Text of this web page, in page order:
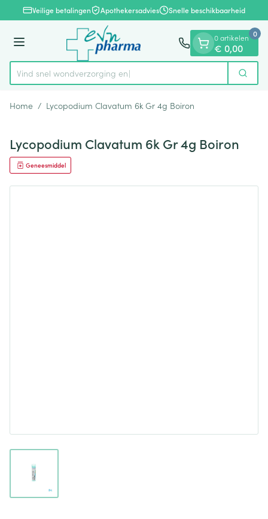
Ga naar de inhoud
1 van 1Veilige betalingen Apothekersadvies Snelle beschikbaarheid
Menu
Product, merk, categorie...
Vind snel wondverzor Zoek
0 artikelen
€ 0,00
0
Home / Lycopodium Clavatum 6k Gr 4g Boiron
Lycopodium Clavatum 6k Gr 4g Boiron
Geneesmiddel